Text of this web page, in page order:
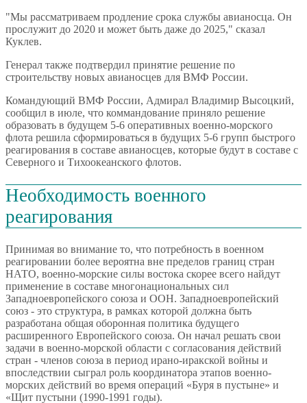
"Мы рассматриваем продление срока службы авианосца. Он
прослужит до 2020 и может быть даже до 2025," сказал
Куклев.
Генерал также подтвердил принятие решение по
строительству новых авианосцев для ВМФ России.
Командующий ВМФ России, Адмирал Владимир Высоцкий,
сообщил в июле, что коммандование приняло решение
образовать в будущем 5-6 оперативных военно-морского
флота решила сформироваться в будущих 5-6 групп быстрого
реагирования в составе авианосцев, которые будут в составе с
Северного и Тихоокеанского флотов.
Необходимость военного
реагирования
Принимая во внимание то, что потребность в военном
реагировании более вероятна вне пределов границ стран
НАТО, военно-морские силы востока скорее всего найдут
применение в составе многонациональных сил
Западноевропейского союза и ООН. Западноевропейский
союз - это структура, в рамках которой должна быть
разработана общая оборонная политика будущего
расширенного Европейского союза. Он начал решать свои
задачи в военно-морской области с согласования действий
стран - членов союза в период ирано-иракской войны и
впоследствии сыграл роль координатора этапов военно-
морских действий во время операций «Буря в пустыне» и
«Щит пустыни (1990-1991 годы).